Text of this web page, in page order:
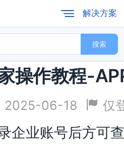
解决方案
搜索
操作教程-
2025-06-18 仅
企业账号后方可